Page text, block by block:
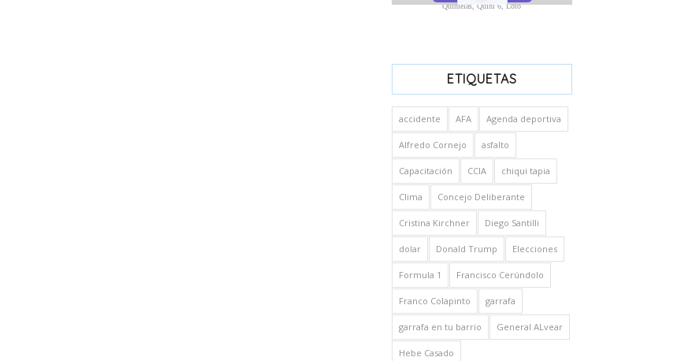
Quinielas, Quini 6, Loto
ETIQUETAS
accidente AFA Agenda deportiva
Alfredo Cornejo asfalto
Capacitación CCIA chiqui tapia
Clima Concejo Deliberante
Cristina Kirchner Diego Santilli
dolar Donald Trump Elecciones
Formula 1 Francisco Cerúndolo
Franco Colapinto garrafa
garrafa en tu barrio General ALvear
Hebe Casado